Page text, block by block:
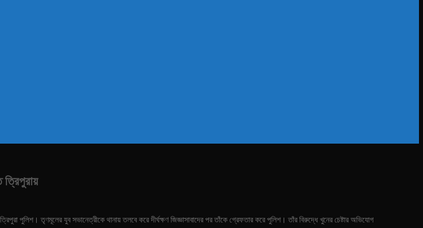
পুলিশ। তৃণমূলের যুব সভানেত্রীকে থানায় তলবে করে দীর্ঘক্ষণ জিজ্ঞাসাবাদের পর তাঁকে গ্রেফতার করে পুলিশ। তাঁর বিরুদ্ধে খুনের চেষ্টার অভিযোগ